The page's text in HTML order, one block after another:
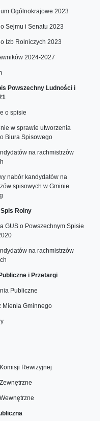
Ogólnokrajowe 2023
Sejmu i Senatu 2023
Izb Rolniczych 2023
2024-2027
Powszechny Ludności i
o spisie
w sprawie utworzenia
Biura Spisowego
na rachmistrzów
nabór kandydatów na
spisowych w Gminie
Rolny
GUS o Powszechnym Spisie
na rachmistrzów
i Przetargi
Publiczne
Mienia Gminnego
Rewizyjnej